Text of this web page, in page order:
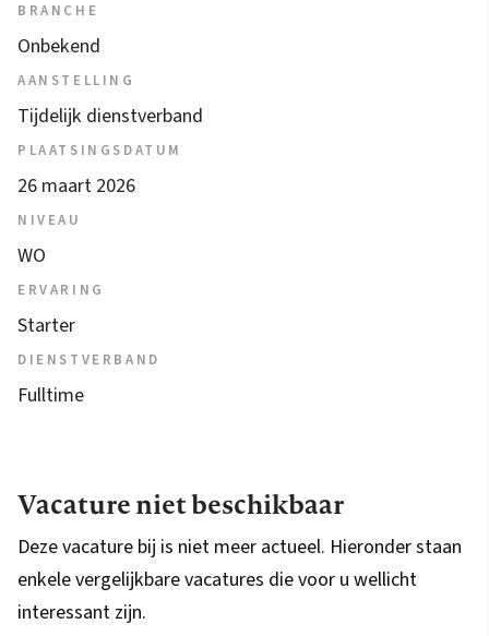
BRANCHE
Onbekend
AANSTELLING
Tijdelijk dienstverband
PLAATSINGSDATUM
26 maart 2026
NIVEAU
WO
ERVARING
Starter
DIENSTVERBAND
Fulltime
Vacature niet beschikbaar
Deze vacature bij is niet meer actueel. Hieronder staan
enkele vergelijkbare vacatures die voor u wellicht
interessant zijn.